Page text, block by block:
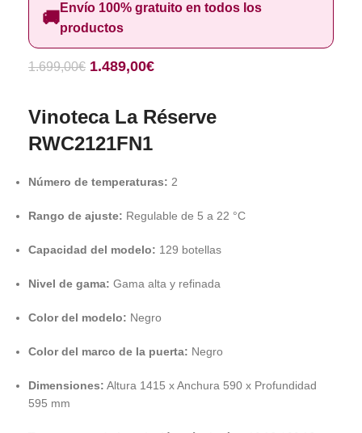
🚚Envío 100% gratuito en todos los
productos
1.699,00€ 1.489,00€
Vinoteca La Réserve
RWC2121FN1
Número de temperaturas: 2
Rango de ajuste: Regulable de 5 a 22 °C
Capacidad del modelo: 129 botellas
Nivel de gama: Gama alta y refinada
Color del modelo: Negro
Color del marco de la puerta: Negro
Dimensiones: Altura 1415 x Anchura 590 x Profundidad
595 mm